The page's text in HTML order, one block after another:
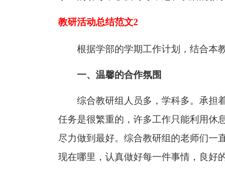
教研活动总结范文2
根据学部的学期工作计划，结合本教
一、温馨的合作氛围
综合教研组人员多，学科多。承担着
任务是很繁重的，许多工作只能利用休
尽力做到最好。综合教研组的老师们一
现在哪里，认真做好每一件事情，良好